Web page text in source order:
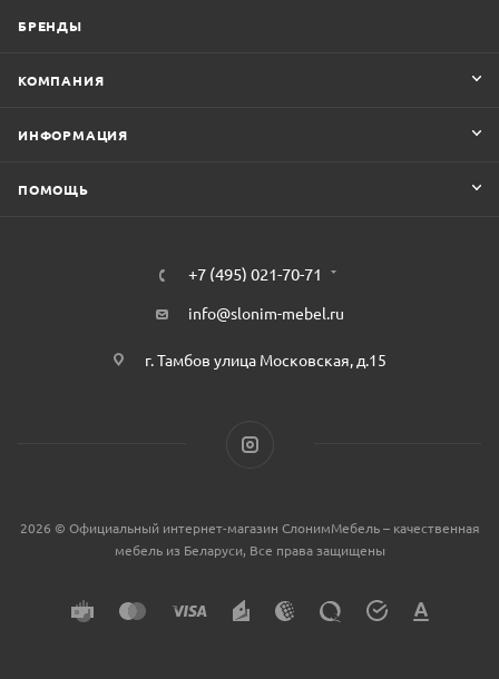
БРЕНДЫ
КОМПАНИЯ
ИНФОРМАЦИЯ
ПОМОЩЬ
+7 (495) 021-70-71
info@slonim-mebel.ru
г. Тамбов улица Московская, д.15
2026 © Официальный интернет-магазин СлонимМебель – качественная
мебель из Беларуси, Все права защищены